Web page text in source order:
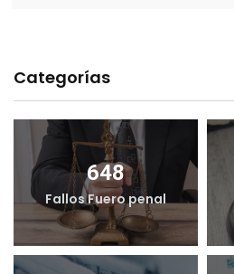
Categorías
648
Fallos Fuero penal